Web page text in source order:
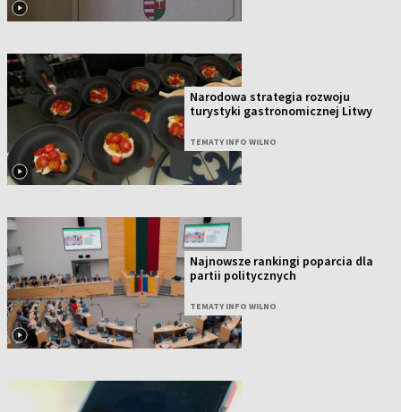
Narodowa strategia rozwoju
turystyki gastronomicznej Litwy
TEMATY INFO WILNO
Najnowsze rankingi poparcia dla
partii politycznych
TEMATY INFO WILNO